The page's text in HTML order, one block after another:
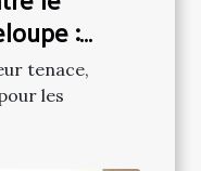
:
et
tenace,
les